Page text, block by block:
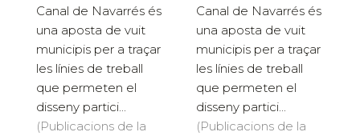
Canal de Navarrés és
una aposta de vuit
municipis per a traçar
les línies de treball
que permeten el
disseny partici...
(Publicacions de la
Canal de Navarrés és
una aposta de vuit
municipis per a traçar
les línies de treball
que permeten el
disseny partici...
(Publicacions de la